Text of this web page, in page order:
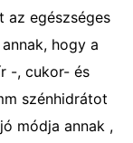
az egészséges
hogy a
-, cukor- és
szénhidrátot
módja annak ,